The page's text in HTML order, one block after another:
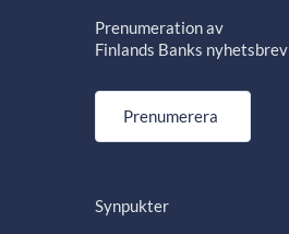
Prenumeration av
Finlands Banks nyhetsbrev
Prenumerera
Synpukter